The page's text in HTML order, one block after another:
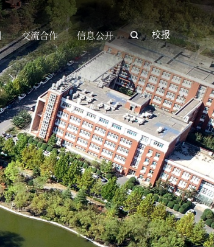
交流合作 信息公开 校报